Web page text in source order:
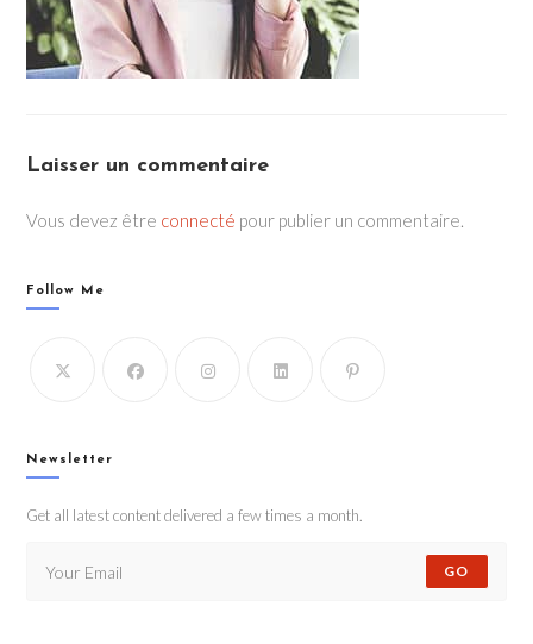
Laisser un commentaire
Vous devez être connecté pour publier un commentaire.
Follow Me
Newsletter
Get all latest content delivered a few times a month.
GO